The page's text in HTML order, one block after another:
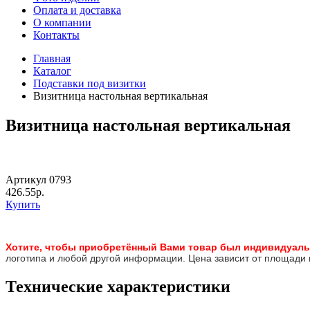
Оплата и доставка
О компании
Контакты
Главная
Каталог
Подставки под визитки
Визитница настольная вертикальная
Визитница настольная вертикальная
Артикул 0793
426.55р.
Купить
Хотите, чтобы приобретённый Вами товар был инди
логотипа и любой другой информации. Цена зависит от площади
Технические характеристики